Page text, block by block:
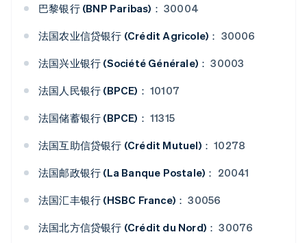
巴黎银行 (BNP Paribas)： 30004
法国农业信贷银行 (Crédit Agricole)： 30006
法国兴业银行 (Société Générale)： 30003
法国人民银行 (BPCE)： 10107
法国储蓄银行 (BPCE)： 11315
法国互助信贷银行 (Crédit Mutuel)： 10278
法国邮政银行 (La Banque Postale)： 20041
法国汇丰银行 (HSBC France)： 30056
法国北方信贷银行 (Crédit du Nord)： 30076
阿联酋
English
爱尔兰
English
爱沙尼亚
English
奥地利
DeutschEnglish
澳大利亚
English
巴西